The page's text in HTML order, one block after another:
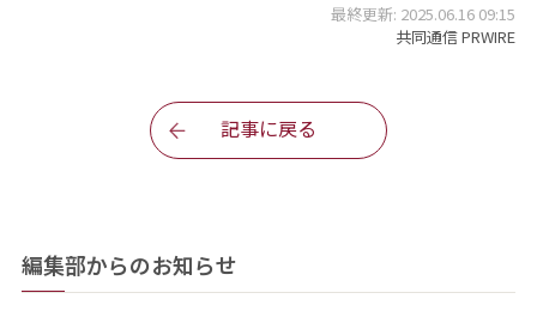
最終更新: 2025.06.16 09:15
共同通信 PRWIRE
記事に戻る
編集部からのお知らせ